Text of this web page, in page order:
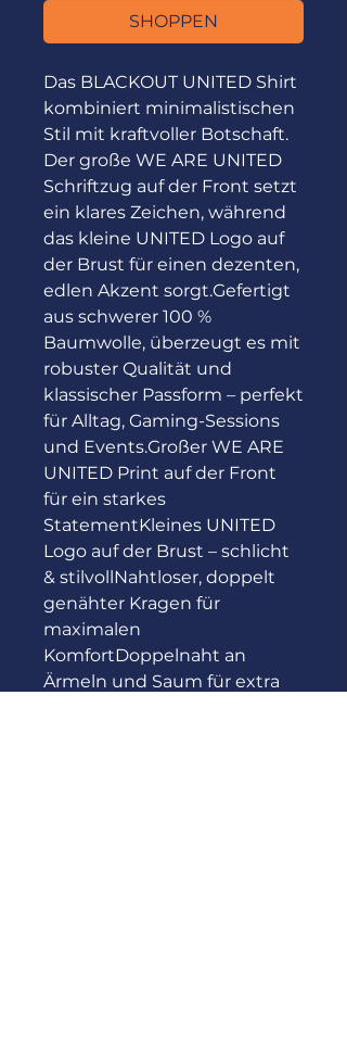
SHOPPEN
Das BLACKOUT UNITED Shirt
kombiniert minimalistischen
Stil mit kraftvoller Botschaft.
Der große WE ARE UNITED
Schriftzug auf der Front setzt
ein klares Zeichen, während
das kleine UNITED Logo auf
der Brust für einen dezenten,
edlen Akzent sorgt.Gefertigt
aus schwerer 100 %
Baumwolle, überzeugt es mit
robuster Qualität und
klassischer Passform – perfekt
für Alltag, Gaming-Sessions
und Events.Großer WE ARE
UNITED Print auf der Front
für ein starkes
StatementKleines UNITED
Logo auf der Brust – schlicht
& stilvollNahtloser, doppelt
genähter Kragen für
maximalen
KomfortDoppelnaht an
Ärmeln und Saum für extra